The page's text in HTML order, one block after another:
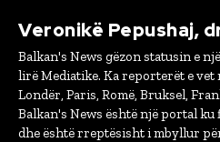
Veronikë Pepushaj,
Balkan's News gëzon statusin e
lirë Mediatike. Ka reporterët e vet
Londër, Paris, Romë, Bruksel,
Balkan's News është një portal
dhe është rreptësisht i mbyllur